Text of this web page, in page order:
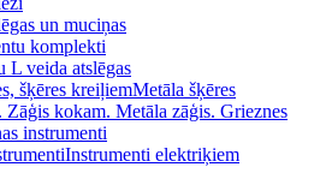
un muciņas
komplekti
L veida atslēgas
Metāla šķēres
instrumenti
Instrumenti elektriķiem